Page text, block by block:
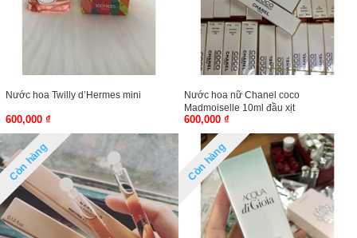
Nước hoa Twilly d’Hermes mini
600,000 ₫
Nước hoa nữ Chanel coco
Madmoiselle 10ml đầu xịt
600,000 ₫
Còn hàng Còn hàng